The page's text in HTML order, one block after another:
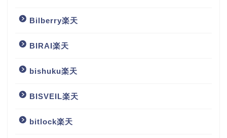
Bilberry楽天
BIRAI楽天
bishuku楽天
BISVEIL楽天
bitlock楽天